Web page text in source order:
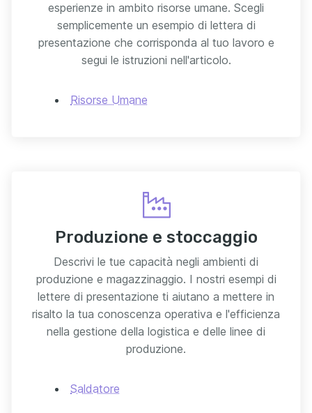
esperienze in ambito risorse umane. Scegli
semplicemente un esempio di lettera di
presentazione che corrisponda al tuo lavoro e
segui le istruzioni nell'articolo.
Risorse Umane
Produzione e stoccaggio
Descrivi le tue capacità negli ambienti di
produzione e magazzinaggio. I nostri esempi di
lettere di presentazione ti aiutano a mettere in
risalto la tua conoscenza operativa e l'efficienza
nella gestione della logistica e delle linee di
produzione.
Saldatore